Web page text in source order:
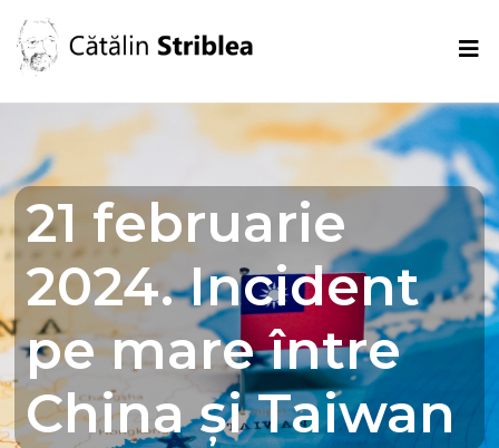
21 februarie
2024. Incident
pe mare între
China și Taiwan